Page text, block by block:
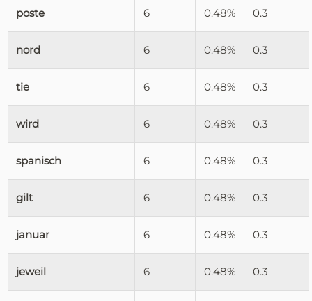
poste 6 0.48% 0.3
nord 6 0.48% 0.3
tie 6 0.48% 0.3
wird 6 0.48% 0.3
spanisch 6 0.48% 0.3
gilt 6 0.48% 0.3
januar 6 0.48% 0.3
jeweil 6 0.48% 0.3